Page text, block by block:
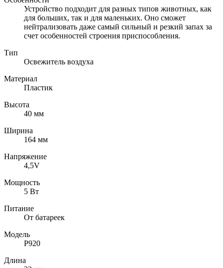
Устройство подходит для разных типов животных, как
для больших, так и для маленьких. Оно сможет
нейтрализовать даже самый сильный и резкий запах за
счет особенностей строения приспособления.
Тип
Освежитель воздуха
Материал
Пластик
Высота
40 мм
Ширина
164 мм
Напряжение
4,5V
Мощность
5 Вт
Питание
От батареек
Модель
P920
Длина